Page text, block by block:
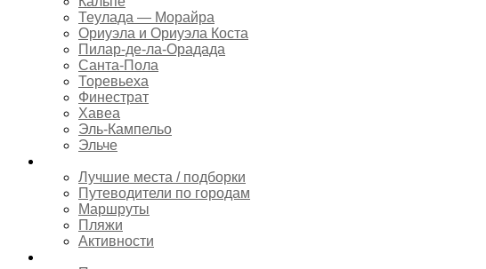
Теулада — Морайра
Ориуэла и Ориуэла Коста
Пилар-де-ла-Орадада
Санта-Пола
Торевьеха
Финестрат
Хавеа
Эль-Кампельо
Эльче
Лучшие места / подборки
Путеводители по городам
Маршруты
Пляжи
Активности